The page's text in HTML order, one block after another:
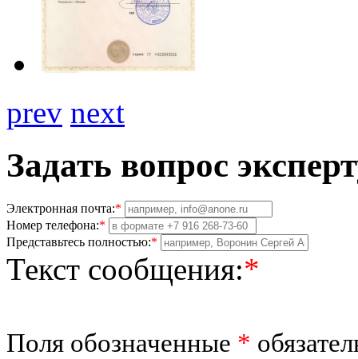
prev next
Задать вопрос
Электронная почта:*
Номер телефона:*
Представьтесь полностью:*
Текст сообщения:*
Поля обозначенные *